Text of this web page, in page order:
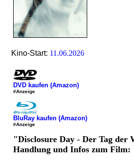
Kino-Start: 11.06.2026
DVD kaufen (Amazon)
#Anzeige
BluRay kaufen (Amazon)
#Anzeige
"Disclosure Day - Der Tag der
Handlung und Infos zum Film: